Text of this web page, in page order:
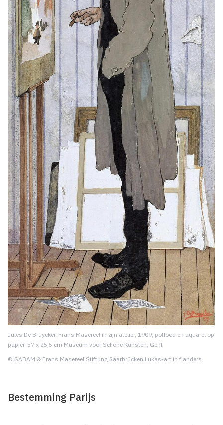
Jules De Bruycker, Frans Masereel in zijn atelier, 1909, potlood en aquarel op
papier, 57 x 25,5 cm Museum voor Schone Kunsten, Gent
© SABAM & Frans Masereel Stiftung Saarbrücken Lukas-art in flanders
Bestemming Parijs